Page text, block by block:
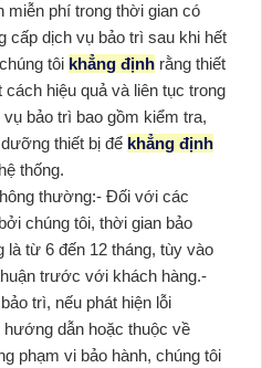
miễn phí trong thời gian có
cấp dịch vụ bảo trì sau khi hết
tôi khẳng định rằng thiết
hiệu quả và liên tục trong
bảo trì bao gồm kiểm tra,
thiết bị để khẳng định
thống.
thường:- Đối với các
chúng tôi, thời gian bảo
là từ 6 đến 12 tháng, tùy vào
trước với khách hàng.-
trì, nếu phát hiện lỗi
dẫn hoặc thuộc về
phạm vi bảo hành, chúng tôi